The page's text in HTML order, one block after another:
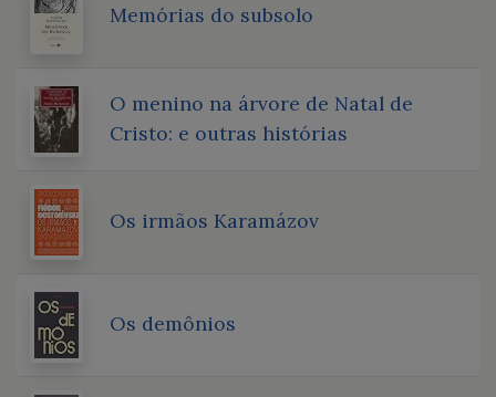
Memórias do subsolo
O menino na árvore de Natal de
Cristo: e outras histórias
Os irmãos Karamázov
Os demônios